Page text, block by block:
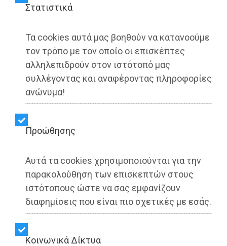
Στατιστικά
Τα cookies αυτά μας βοηθούν να κατανοούμε
τον τρόπο με τον οποίο οι επισκέπτες
αλληλεπιδρούν στον ιστότοπό μας
συλλέγοντας και αναφέροντας πληροφορίες
ανώνυμα!
Προώθησης
Αυτά τα cookies χρησιμοποιούνται για την
παρακολούθηση των επισκεπτών στους
ιστότοπους ώστε να σας εμφανίζουν
διαφημίσεις που είναι πιο σχετικές με εσάς.
Kοινωνικά Δίκτυα
Αθηνών, με
χρηματοδότηση από το
υπουργείο Παιδείας,
Θρησκευμάτων και
Αθλητισμού
Share:
Dimotisnews | 12/08/2025 - 14:40
▶️ Ακούστε το κείμενο